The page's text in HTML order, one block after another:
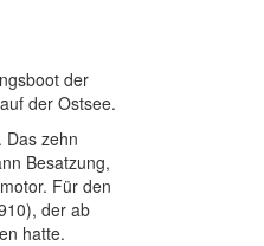
der
der Ostsee.
Das zehn
Besatzung,
Für den
der ab
hatte.